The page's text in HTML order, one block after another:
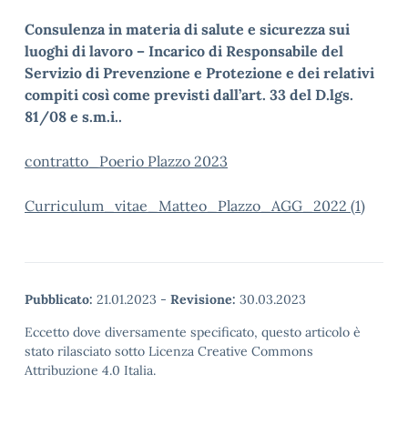
Consulenza in materia di salute e sicurezza sui
luoghi di lavoro – Incarico di Responsabile del
Servizio di Prevenzione e Protezione e dei relativi
compiti così come previsti dall’art. 33 del D.lgs.
81/08 e s.m.i..
contratto_Poerio Plazzo 2023
Curriculum_vitae_Matteo_Plazzo_AGG_2022 (1)
Pubblicato: 21.01.2023 - Revisione: 30.03.2023
Eccetto dove diversamente specificato, questo articolo è
stato rilasciato sotto Licenza Creative Commons
Attribuzione 4.0 Italia.